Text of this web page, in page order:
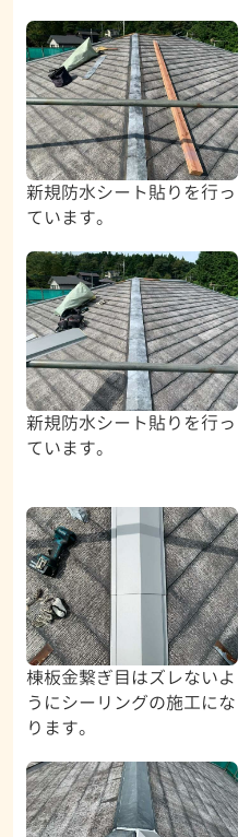
新規防水シート貼りを行っ
ています。
新規防水シート貼りを行っ
ています。
棟板金繋ぎ目はズレないよ
うにシーリングの施工にな
ります。